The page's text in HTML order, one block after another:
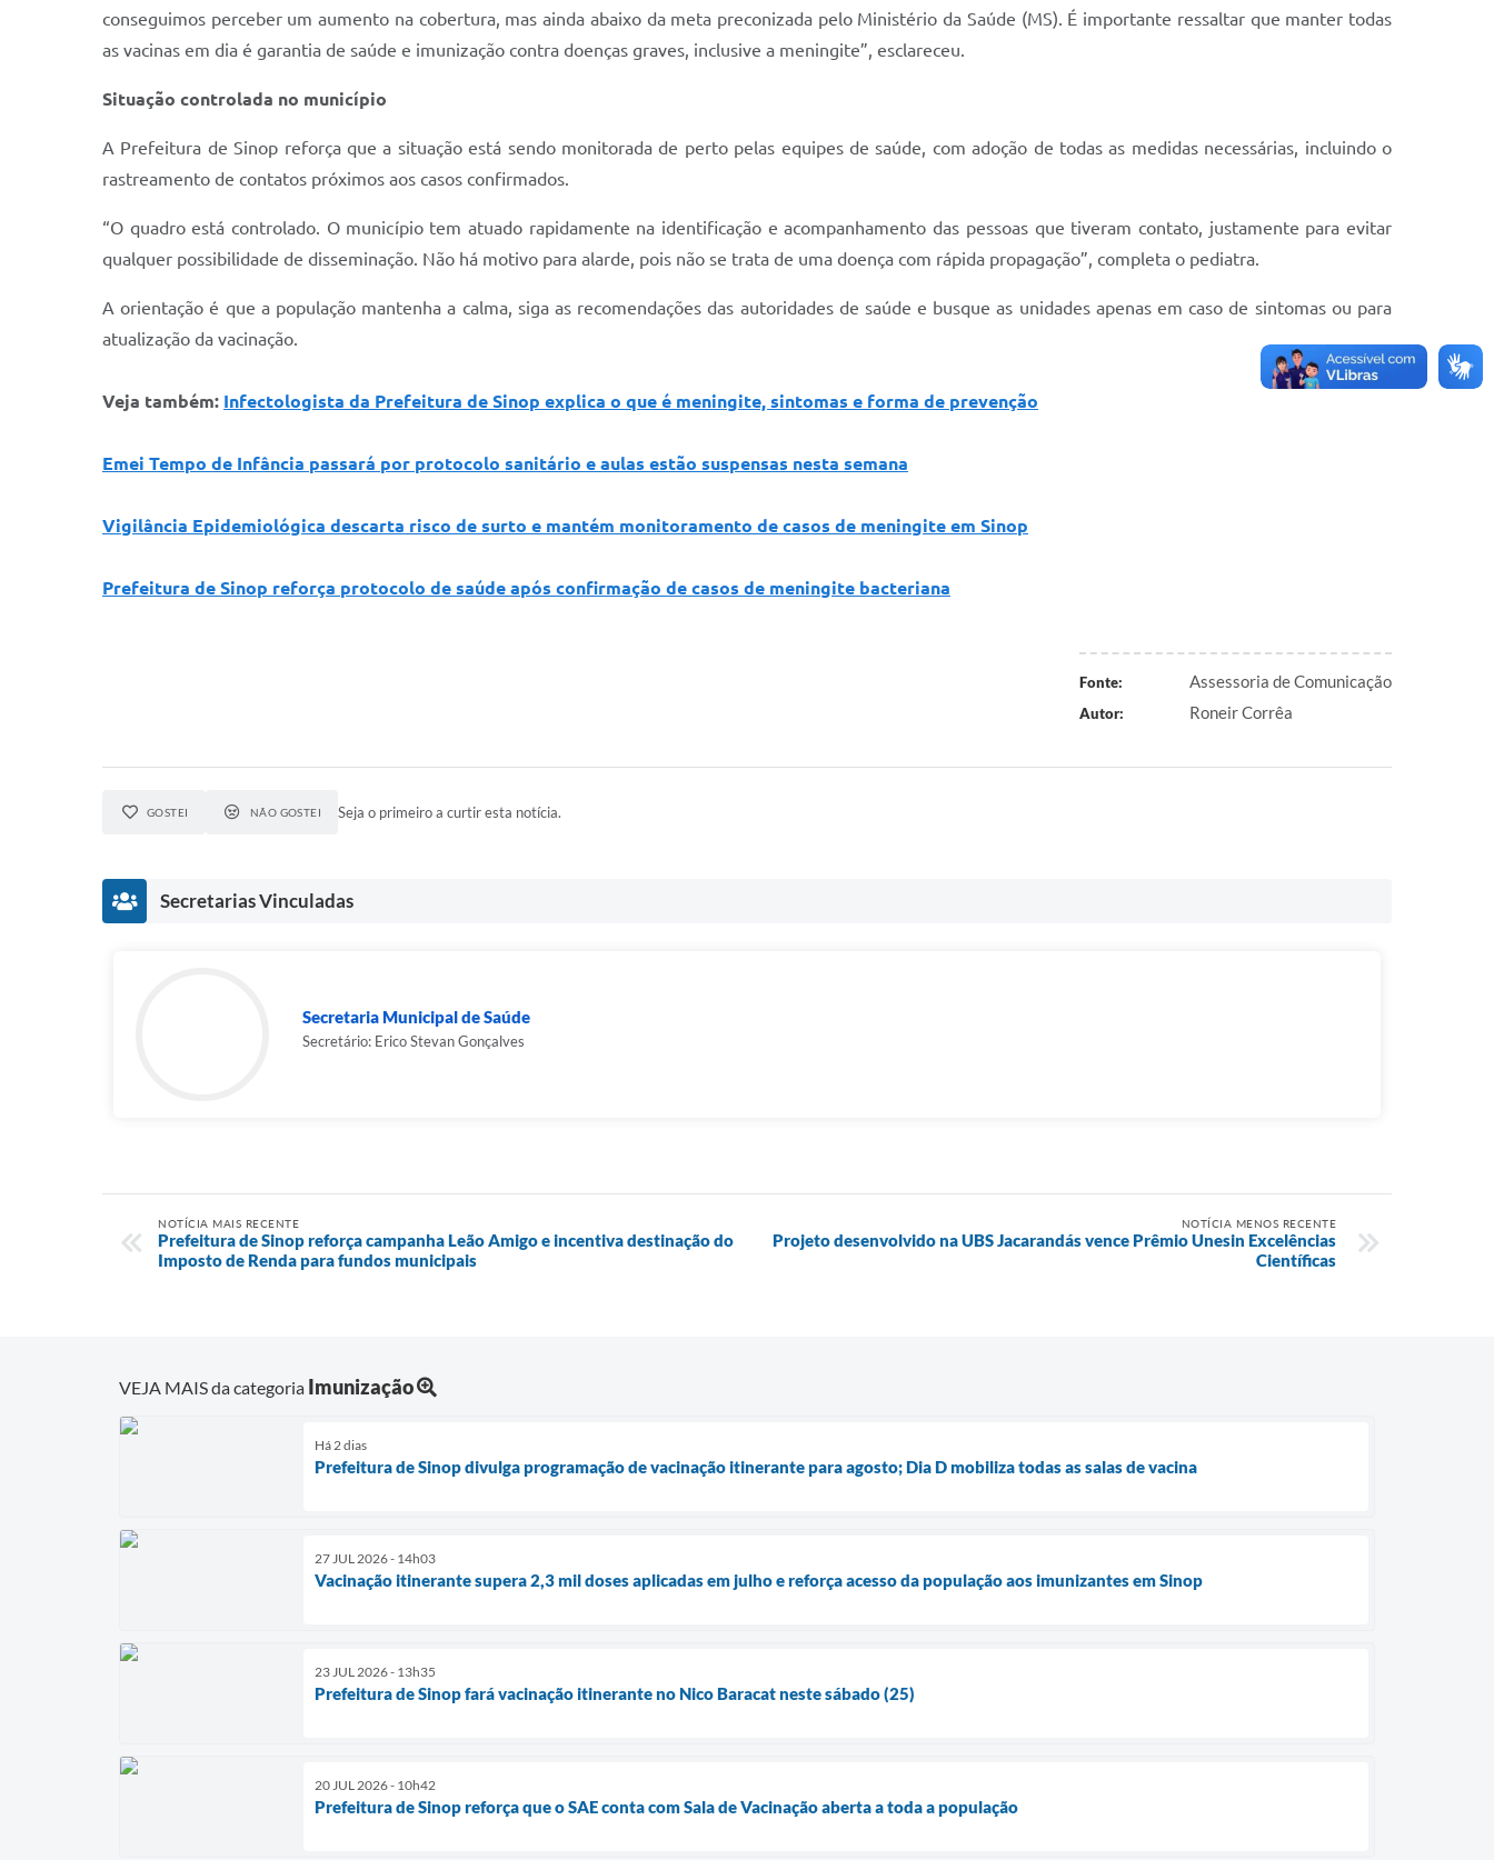
conseguimos perceber um aumento na cobertura, mas ainda abaixo da meta preconizada pelo Ministério da Saúde (MS). É importante ressaltar que manter todas
as vacinas em dia é garantia de saúde e imunização contra doenças graves, inclusive a meningite”, esclareceu.
Situação controlada no município
A Prefeitura de Sinop reforça que a situação está sendo monitorada de perto pelas equipes de saúde, com adoção de todas as medidas necessárias, incluindo o
rastreamento de contatos próximos aos casos confirmados.
“O quadro está controlado. O município tem atuado rapidamente na identificação e acompanhamento das pessoas que tiveram contato, justamente para evitar
qualquer possibilidade de disseminação. Não há motivo para alarde, pois não se trata de uma doença com rápida propagação”, completa o pediatra.
A orientação é que a população mantenha a calma, siga as recomendações das autoridades de saúde e busque as unidades apenas em caso de sintomas ou para
atualização da vacinação.
Veja também: Infectologista da Prefeitura de Sinop explica o que é meningite, sintomas e forma de prevenção
Emei Tempo de Infância passará por protocolo sanitário e aulas estão suspensas nesta semana
Vigilância Epidemiológica descarta risco de surto e mantém monitoramento de casos de meningite em Sinop
Prefeitura de Sinop reforça protocolo de saúde após confirmação de casos de meningite bacteriana
Fonte: Assessoria de Comunicação
Autor: Roneir Corrêa
GOSTEI NÃO GOSTEI Seja o primeiro a curtir esta notícia.
Secretarias Vinculadas
Secretaria Municipal de Saúde
Secretário: Erico Stevan Gonçalves
NOTÍCIA MAIS RECENTE
Prefeitura de Sinop reforça campanha Leão Amigo e incentiva destinação do
Imposto de Renda para fundos municipais
NOTÍCIA MENOS RECENTE
Projeto desenvolvido na UBS Jacarandás vence Prêmio Unesin Excelências
Científicas
VEJA MAIS da categoria Imunização
Há 2 dias
Prefeitura de Sinop divulga programação de vacinação itinerante para agosto; Dia D mobiliza todas as salas de vacina
27 JUL 2026 - 14h03
Vacinação itinerante supera 2,3 mil doses aplicadas em julho e reforça acesso da população aos imunizantes em Sinop
23 JUL 2026 - 13h35
Prefeitura de Sinop fará vacinação itinerante no Nico Baracat neste sábado (25)
20 JUL 2026 - 10h42
Prefeitura de Sinop reforça que o SAE conta com Sala de Vacinação aberta a toda a população